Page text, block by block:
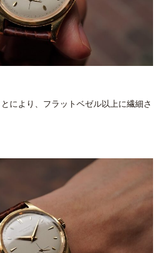
により、フラットベゼル以上に繊細さ